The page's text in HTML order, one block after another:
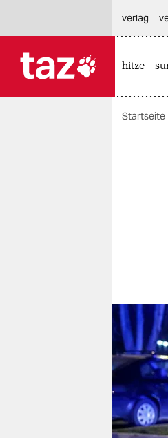
berlin
nord
verlag
verlag
verlag
hitze
Startseite